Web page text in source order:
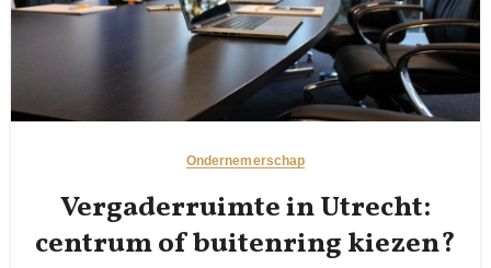
Ondernemerschap
Vergaderruimte in Utrecht:
centrum of buitenring kiezen?